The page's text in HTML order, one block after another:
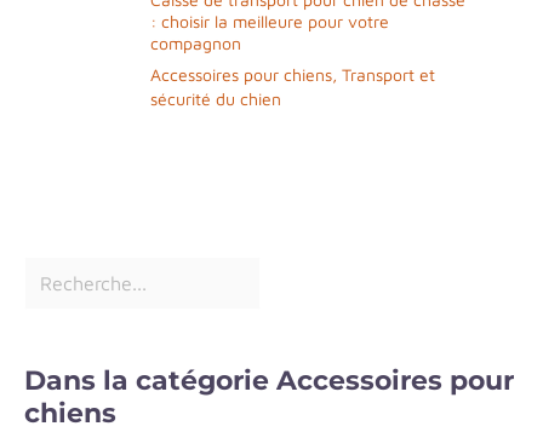
: choisir la meilleure pour votre
compagnon
Accessoires pour chiens, Transport et
sécurité du chien
Dans la catégorie Accessoires pour
chiens